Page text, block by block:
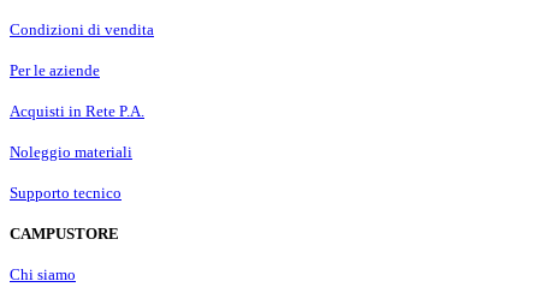
Condizioni di vendita
Per le aziende
Acquisti in Rete P.A.
Noleggio materiali
Supporto tecnico
CAMPUSTORE
Chi siamo